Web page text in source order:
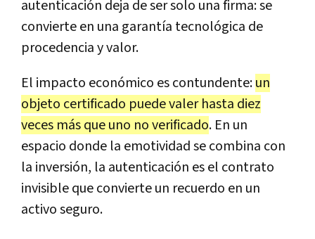
autenticación deja de ser solo una firma: se
convierte en una garantía tecnológica de
procedencia y valor.
El impacto económico es contundente:un
objeto certificado puede valer hasta diez
veces más que uno no verificado. En un
espacio donde la emotividad se combina con
la inversión, la autenticación es el contrato
invisible que convierte un recuerdo en un
activo seguro.